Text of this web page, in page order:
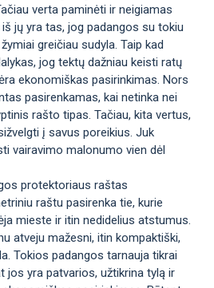
verta paminėti ir neigiamas
jų yra tas, jog padangos su tokiu
greičiau sudyla. Taip kad
jog tektų dažniau keisti ratų
ekonomiškas pasirinkimas. Nors
pasirenkamas, kai netinka nei
rašto tipas. Tačiau, kita vertus,
į savus poreikius. Juk
vairavimo malonumo vien dėl
protektoriaus raštas
raštu pasirenka tie, kurie
mieste ir itin nedidelius atstumus.
atveju mažesni, itin kompaktiški,
Tokios padangos tarnauja tikrai
jos yra patvarios, užtikrina tylą ir